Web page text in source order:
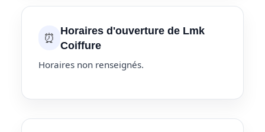
⏰
Horaires d'ouverture de Lmk
Coiffure
Horaires non renseignés.